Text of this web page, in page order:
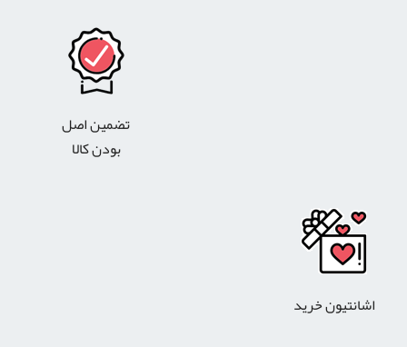
تضمین اصل
بودن کالا
اشانتیون خرید